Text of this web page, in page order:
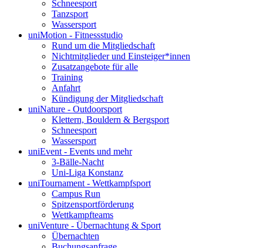
Schneesport
Tanzsport
Wassersport
uniMotion - Fitnessstudio
Rund um die Mitgliedschaft
Nichtmitglieder und Einsteiger*innen
Zusatzangebote für alle
Training
Anfahrt
Kündigung der Mitgliedschaft
uniNature - Outdoorsport
Klettern, Bouldern & Bergsport
Schneesport
Wassersport
uniEvent - Events und mehr
3-Bälle-Nacht
Uni-Liga Konstanz
uniTournament - Wettkampfsport
Campus Run
Spitzensportförderung
Wettkampfteams
uniVenture - Übernachtung & Sport
Übernachten